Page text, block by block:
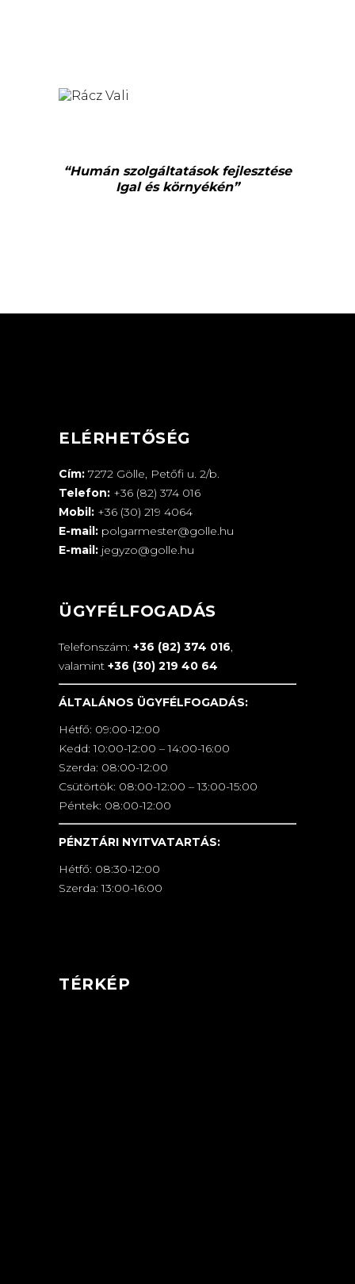
“Humán szolgáltatások fejlesztése
Igal és környékén”
ELÉRHETŐSÉG
Cím: 7272 Gölle, Petőfi u. 2/b.
Telefon: +36 (82) 374 016
Mobil: +36 (30) 219 4064
E-mail: polgarmester@golle.hu
E-mail: jegyzo@golle.hu
ÜGYFÉLFOGADÁS
Telefonszám: +36 (82) 374 016,
valamint +36 (30) 219 40 64
ÁLTALÁNOS ÜGYFÉLFOGADÁS:
Hétfő: 09:00-12:00
Kedd: 10:00-12:00 – 14:00-16:00
Szerda: 08:00-12:00
Csütörtök: 08:00-12:00 – 13:00-15:00
Péntek: 08:00-12:00
PÉNZTÁRI NYITVATARTÁS:
Hétfő: 08:30-12:00
Szerda: 13:00-16:00
TÉRKÉP